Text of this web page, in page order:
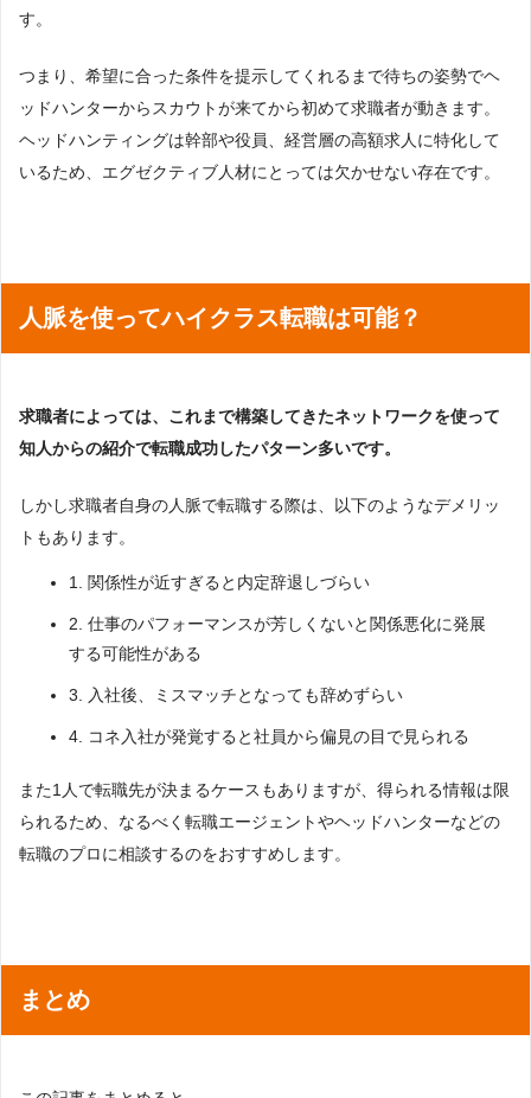
す。
つまり、希望に合った条件を提示してくれるまで待ちの姿勢でヘ
ッドハンターからスカウトが来てから初めて求職者が動きます。
ヘッドハンティングは幹部や役員、経営層の高額求人に特化して
いるため、エグゼクティブ人材にとっては欠かせない存在です。
人脈を使ってハイクラス転職は可能？
求職者によっては、これまで構築してきたネットワークを使って
知人からの紹介で転職成功したパターン多いです。
しかし求職者自身の人脈で転職する際は、以下のようなデメリッ
トもあります。
1. 関係性が近すぎると内定辞退しづらい
2. 仕事のパフォーマンスが芳しくないと関係悪化に発展
する可能性がある
3. 入社後、ミスマッチとなっても辞めずらい
4. コネ入社が発覚すると社員から偏見の目で見られる
また1人で転職先が決まるケースもありますが、得られる情報は限
られるため、なるべく転職エージェントやヘッドハンターなどの
転職のプロに相談するのをおすすめします。
まとめ